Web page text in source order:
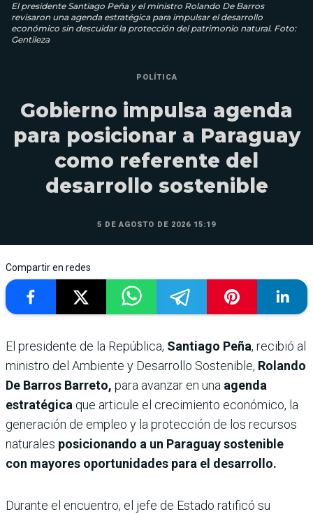
El presidente Santiago Peña y el ministro Rolando De Barros
revisaron una agenda estratégica para impulsar el desarrollo
económico sin descuidar la protección del patrimonio natural. Foto:
Gentileza
POLÍTICA
Gobierno impulsa agenda
para posicionar a Paraguay
como referente del
desarrollo sostenible
5 DE AGOSTO DE 2026 15:19
Compartir en redes
El presidente de la República, Santiago Peña, recibió al
ministro del Ambiente y Desarrollo Sostenible, Rolando
De Barros Barreto, para avanzar en una agenda
estratégica que articule el crecimiento económico, la
generación de empleo y la protección de los recursos
naturales posicionando a un Paraguay sostenible
con mayores oportunidades para el desarrollo.
Durante el encuentro, el jefe de Estado ratificó su